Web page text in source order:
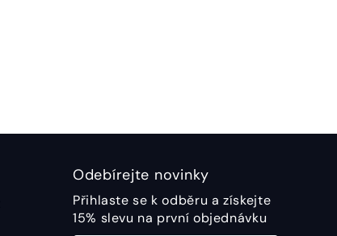
Odebírejte novinky
Přihlaste se k odběru a získejte
15% slevu na první objednávku